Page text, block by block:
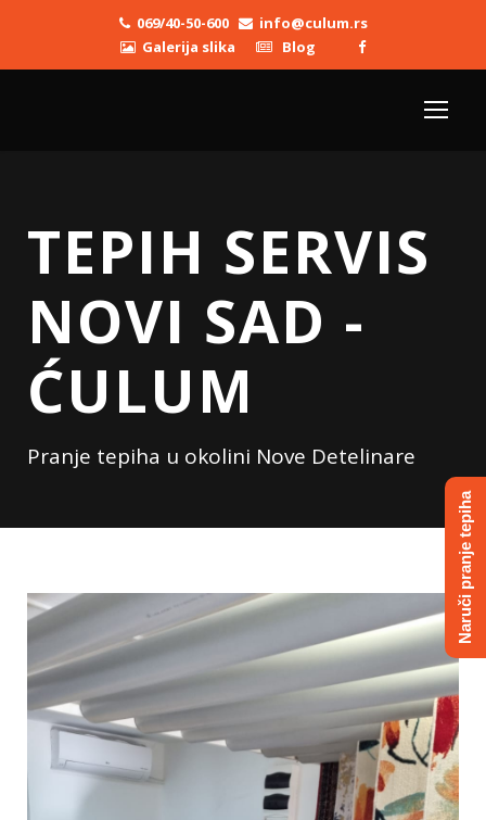
069/40-50-600
info@culum.rs
Galerija slika
Blog
TEPIH SERVIS
NOVI SAD -
ĆULUM
Pranje tepiha u okolini Nove Detelinare
Naruči pranje tepiha